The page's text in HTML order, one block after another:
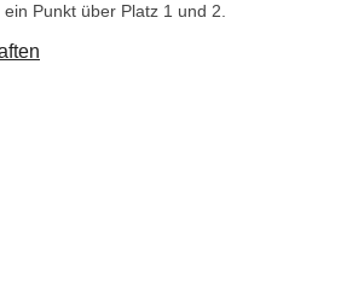
Punkt über Platz 1 und 2.